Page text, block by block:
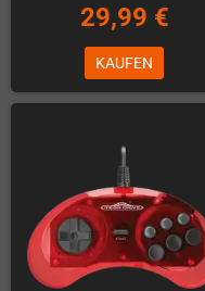
29,99 €
KAUFEN